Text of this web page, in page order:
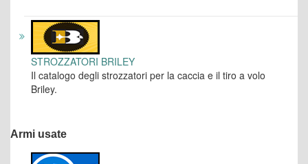
STROZZATORI BRILEY
Il catalogo degli strozzatori per la caccia e il tiro a volo
Briley.
Armi usate